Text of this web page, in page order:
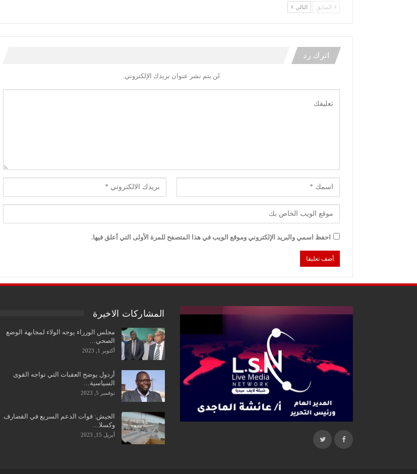
السابق التالي
اترك رد
لن يتم نشر عنوان بريدك الإلكتروني.
احفظ اسمي والبريد الإلكتروني وموقع الويب في هذا المتصفح للمرة الأولى التي أعلق فيها.
المشاركات الاخيرة
مجلس الوزراء يوجه الولاء لمجابهة الوضع
الصحي…
أكتوبر 1, 2023
أردول يوضح العقبات التي تواجه القوى
السياسية…
نوفمبر 5, 2023
الجيش: قوات الدعم السريع في القضارف
وكسلا…
أبريل 15, 2023